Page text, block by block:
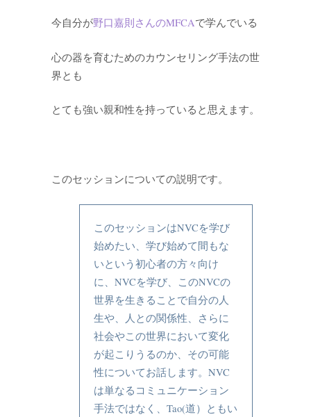
今自分が野口嘉則さんのMFCAで学んでいる
心の器を育むためのカウンセリング手法の世
界とも
とても強い親和性を持っていると思えます。
このセッションについての説明です。
このセッションはNVCを学び
始めたい、学び始めて間もな
いという初心者の方々向け
に、NVCを学び、このNVCの
世界を生きることで自分の人
生や、人との関係性、さらに
社会やこの世界において変化
が起こりうるのか、その可能
性についてお話します。NVC
は単なるコミュニケーション
手法ではなく、Tao(道）ともい